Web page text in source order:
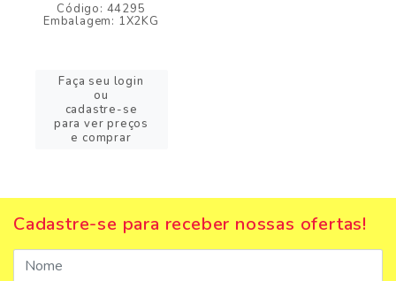
Código: 44295
Embalagem: 1X2KG
Faça seu login
ou
cadastre-se
para ver preços
e comprar
Cadastre-se para receber nossas ofertas!